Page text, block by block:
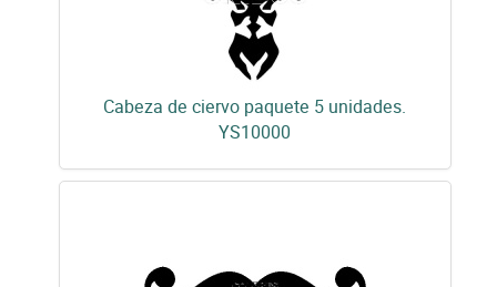
Cabeza de ciervo paquete 5 unidades.
YS10000